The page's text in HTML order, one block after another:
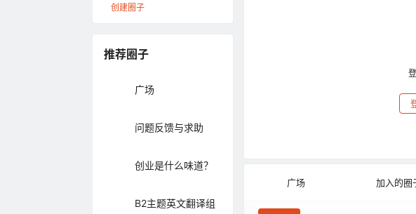
创建圈子
推荐圈子
广场
问题反馈与求助
创业是什么味道？
B2主题英文翻译组
广场 加入的圈